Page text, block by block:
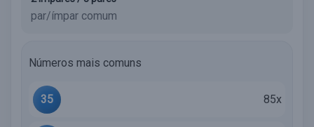
par/ímpar comum
Números mais comuns
35 85x